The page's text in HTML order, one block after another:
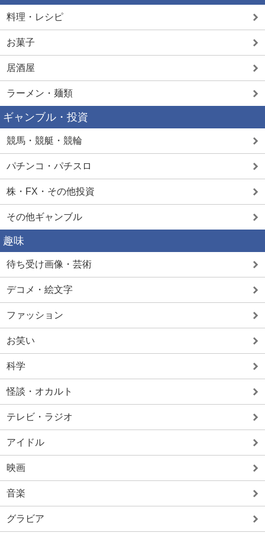
料理・レシピ
お菓子
居酒屋
ラーメン・麺類
ギャンブル・投資
競馬・競艇・競輪
パチンコ・パチスロ
株・FX・その他投資
その他ギャンブル
趣味
待ち受け画像・芸術
デコメ・絵文字
ファッション
お笑い
科学
怪談・オカルト
テレビ・ラジオ
アイドル
映画
音楽
グラビア